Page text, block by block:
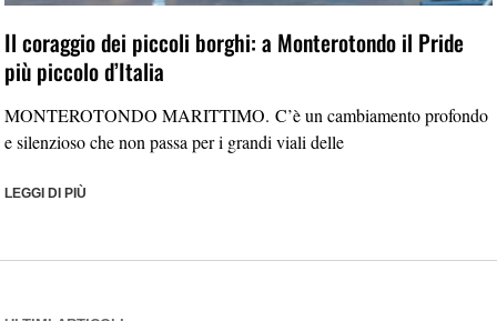
Il coraggio dei piccoli borghi: a Monterotondo il Pride
più piccolo d’Italia
MONTEROTONDO MARITTIMO. C’è un cambiamento profondo
e silenzioso che non passa per i grandi viali delle
LEGGI DI PIÙ